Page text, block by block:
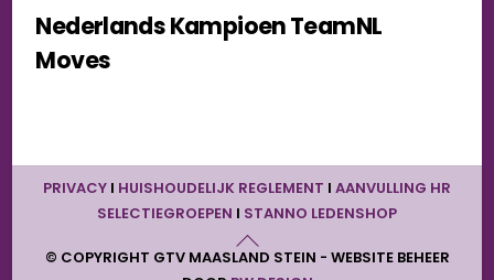
Nederlands Kampioen TeamNL
Moves
BACK
TO
TOP
PRIVACY I HUISHOUDELIJK REGLEMENT I AANVULLING HR
SELECTIEGROEPEN I STANNO LEDENSHOP
© COPYRIGHT GTV MAASLAND STEIN - WEBSITE BEHEER